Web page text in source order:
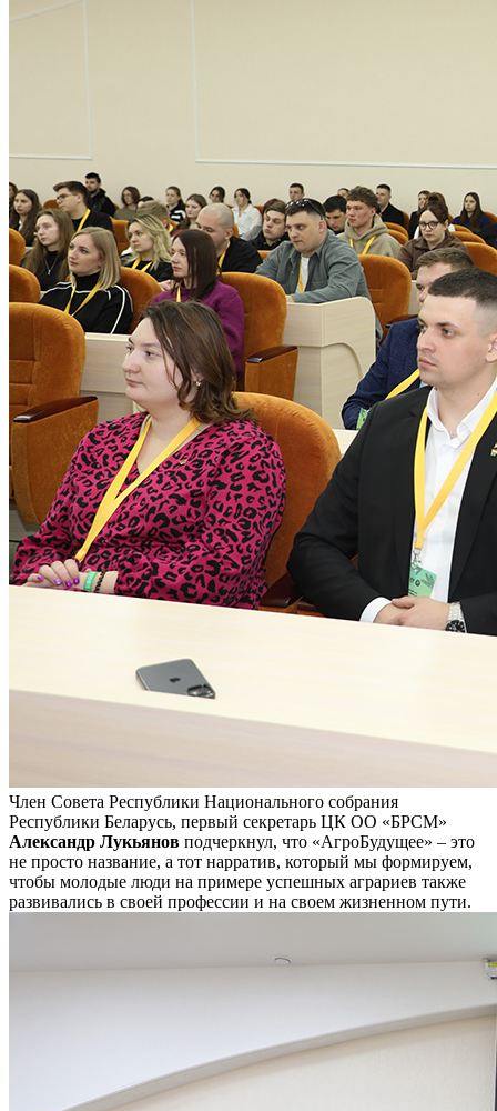
Член Совета Республики Национального собрания
Республики Беларусь, первый секретарь ЦК ОО «БРСМ»
Александр Лукьянов подчеркнул, что «АгроБудущее» – это
не просто название, а тот нарратив, который мы формируем,
чтобы молодые люди на примере успешных аграриев также
развивались в своей профессии и на своем жизненном пути.